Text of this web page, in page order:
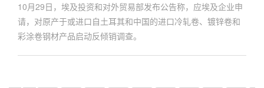
10月29日，埃及投资和对外贸易部发布公告称，应埃及企业申
请，对原产于或进口自土耳其和中国的进口冷轧卷、镀锌卷和
彩涂卷钢材产品启动反倾销调查。